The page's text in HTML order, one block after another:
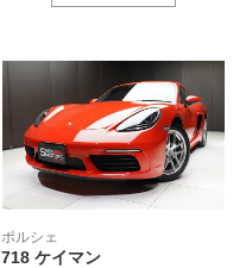
ポルシェ
718 ケイマン